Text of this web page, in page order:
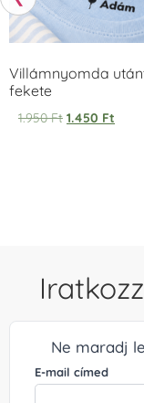
Villámnyomda
fekete
1.950Ft 1.450 Ft
Ne maradj
E-mail címed